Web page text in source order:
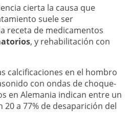
cierta la causa que
suele ser
receta de medicamentos
, y rehabilitación con
calcificaciones en el hombro
con ondas de choque-
en Alemania indican entre un
20 a 77% de desaparición del